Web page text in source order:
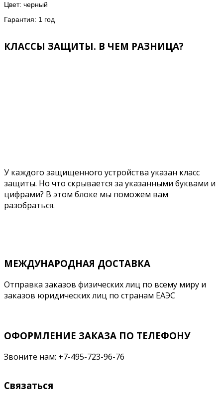
Цвет: черный
Гарантия: 1 год
КЛАССЫ ЗАЩИТЫ. В ЧЕМ РАЗНИЦА?
У каждого защищенного устройства указан класс
защиты. Но что скрывается за указанными буквами и
цифрами? В этом блоке мы поможем вам
разобраться.
МЕЖДУНАРОДНАЯ ДОСТАВКА
Отправка заказов физических лиц по всему миру и
заказов юридических лиц по странам ЕАЭС
ОФОРМЛЕНИЕ ЗАКАЗА ПО ТЕЛЕФОНУ
Звоните нам: +7-495-723-96-76
Связаться